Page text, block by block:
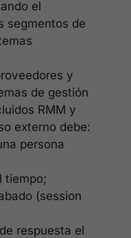
el
segmentos de
y
de gestión
RMM y
externo debe:
persona
tiempo;
(session
respuesta el